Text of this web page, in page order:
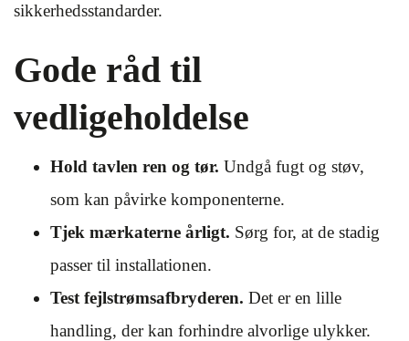
sikkerhedsstandarder.
Gode råd til
vedligeholdelse
Hold tavlen ren og tør. Undgå fugt og støv,
som kan påvirke komponenterne.
Tjek mærkaterne årligt. Sørg for, at de stadig
passer til installationen.
Test fejlstrømsafbryderen. Det er en lille
handling, der kan forhindre alvorlige ulykker.